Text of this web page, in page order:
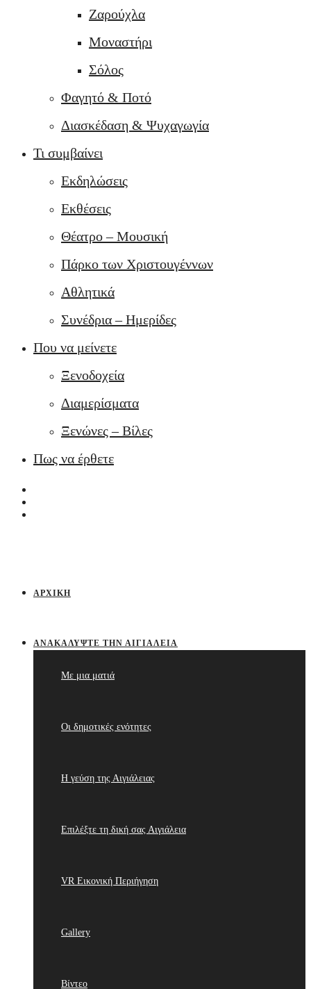
Ζαρούχλα
Μοναστήρι
Σόλος
Φαγητό & Ποτό
Διασκέδαση & Ψυχαγωγία
Τι συμβαίνει
Εκδηλώσεις
Εκθέσεις
Θέατρο – Μουσική
Πάρκο των Χριστουγέννων
Αθλητικά
Συνέδρια – Ημερίδες
Που να μείνετε
Ξενοδοχεία
Διαμερίσματα
Ξενώνες – Βίλες
Πως να έρθετε
ΑΡΧΙΚΉ
ΑΝΑΚΑΛΎΨΤΕ ΤΗΝ ΑΙΓΙΆΛΕΙΑ
Με μια ματιά
Οι δημοτικές ενότητες
Η γεύση της Αιγιάλειας
Επιλέξτε τη δική σας Αιγιάλεια
VR Εικονική Περιήγηση
Gallery
Βίντεο